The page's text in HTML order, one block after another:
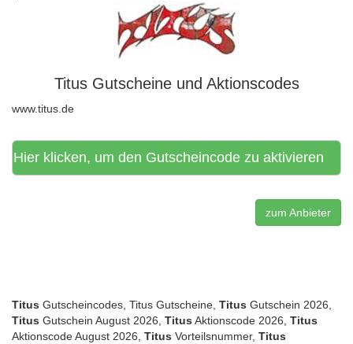
Titus Gutscheine und Aktionscodes
www.titus.de
Hier klicken, um den Gutscheincode zu aktivieren
zum Anbieter
Titus Gutscheincodes, Titus Gutscheine, Titus Gutschein 2026,
Titus Gutschein August 2026, Titus Aktionscode 2026, Titus
Aktionscode August 2026, Titus Vorteilsnummer, Titus